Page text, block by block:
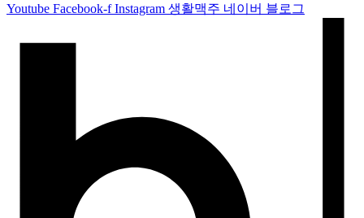
Youtube Facebook-f Instagram 생활맥주 네이버 블로그